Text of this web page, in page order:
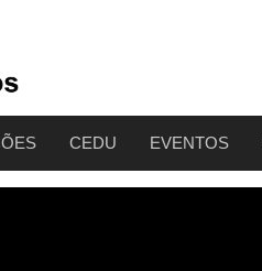
CEDU EVENTOS